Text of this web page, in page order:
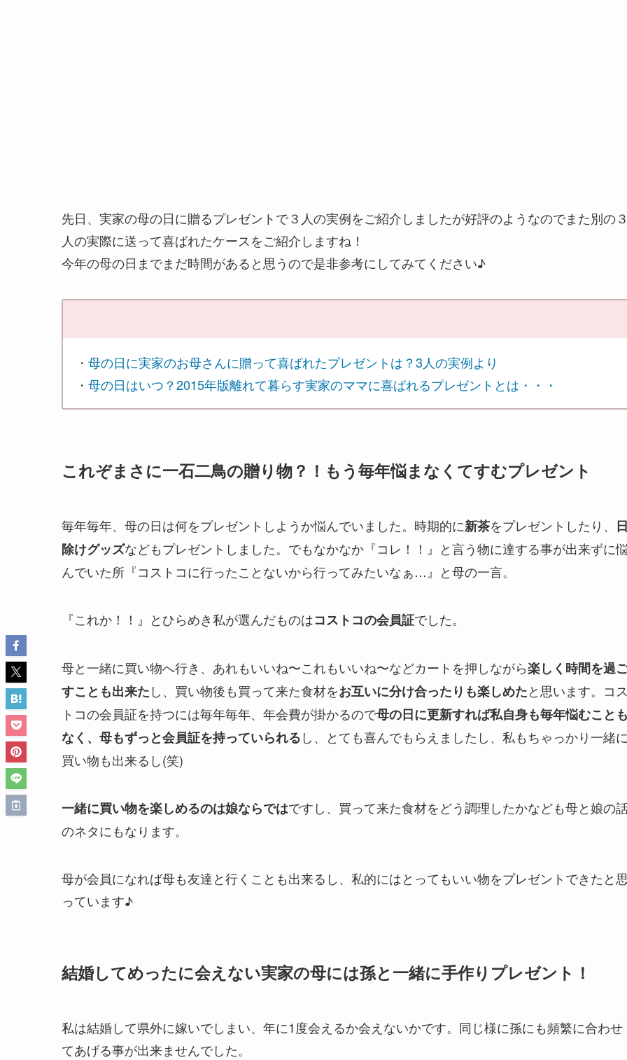
先日、実家の母の日に贈るプレゼントで３人の実例をご紹介しましたが好評のようなのでまた別の
人の実際に送って喜ばれたケースをご紹介しますね！
今年の母の日までまだ時間があると思うので是非参考にしてみてください♪
・ 母の日に実家のお母さんに贈って喜ばれたプレゼントは？3人の実例より
・ 母の日はいつ？2015年版離れて暮らす実家のママに喜ばれるプレゼントとは・・・
これぞまさに一石二鳥の贈り物？！もう毎年悩まなくてすむプレゼント
毎年毎年、母の日は何をプレゼントしようか悩んでいました。時期的に新茶をプレゼントしたり、
除けグッズなどもプレゼントしました。でもなかなか『コレ！！』と言う物に達する事が出来ずに
んでいた所『コストコに行ったことないから行ってみたいなぁ…』と母の一言。
『これか！！』とひらめき私が選んだものはコストコの会員証でした。
母と一緒に買い物へ行き、あれもいいね〜これもいいね〜などカートを押しながら楽しく時間を過
すことも出来たし、買い物後も買って来た食材をお互いに分け合ったりも楽しめたと思います。コ
トコの会員証を持つには毎年毎年、年会費が掛かるので母の日に更新すれば私自身も毎年悩むこと
なく、母もずっと会員証を持っていられるし、とても喜んでもらえましたし、私もちゃっかり一緒
買い物も出来るし(笑)
一緒に買い物を楽しめるのは娘ならではですし、買って来た食材をどう調理したかなども母と娘の
のネタにもなります。
母が会員になれば母も友達と行くことも出来るし、私的にはとってもいい物をプレゼントできたと
っています♪
結婚してめったに会えない実家の母には孫と一緒に手作りプレゼント！
私は結婚して県外に嫁いでしまい、年に1度会えるか会えないかです。同じ様に孫にも頻繁に合わせ
てあげる事が出来ませんでした。